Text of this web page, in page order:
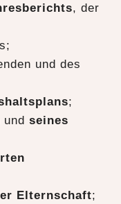
, der
und des
;
und seines
Elternschaft;